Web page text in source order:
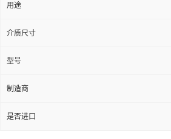
用途
介质尺寸
型号
制造商
是否进口